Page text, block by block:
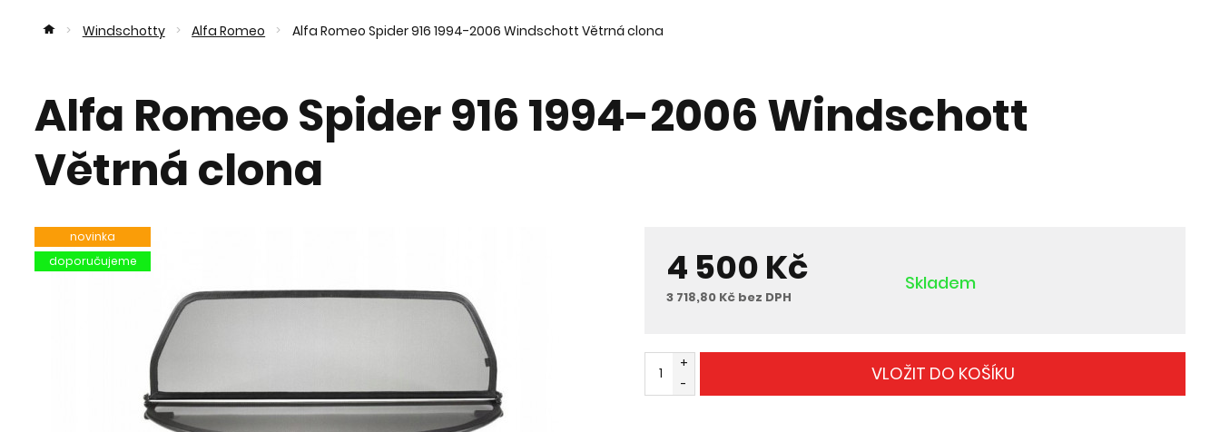
> Windschotty > Alfa Romeo > Alfa Romeo Spider 916 1994-2006 Windschott Větrná clona
Alfa Romeo Spider 916 1994-2006 Windschott
Větrná clona
novinka
doporučujeme
4 500 Kč
3 718,80 Kč bez DPH
Skladem
+
-
VLOŽIT DO KOŠÍKU